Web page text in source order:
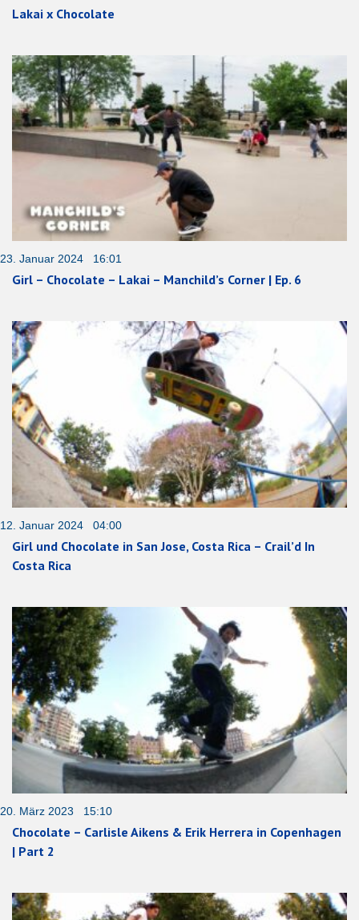
Lakai x Chocolate
23. Januar 2024 16:01
Girl – Chocolate – Lakai – Manchild’s Corner | Ep. 6
12. Januar 2024 04:00
Girl und Chocolate in San Jose, Costa Rica – Crail’d In
Costa Rica
20. März 2023 15:10
Chocolate – Carlisle Aikens & Erik Herrera in Copenhagen
| Part 2